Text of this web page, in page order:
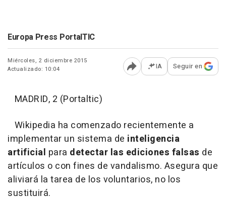
Europa Press PortalTIC
Miércoles, 2 diciembre 2015
Actualizado: 10:04
Abrir opciones para
IA Seguir en
MADRID, 2 (Portaltic)
Wikipedia ha comenzado recientemente a
implementar un sistema de inteligencia
artificial para detectar las ediciones falsas de
artículos o con fines de vandalismo. Asegura que
aliviará la tarea de los voluntarios, no los
sustituirá.